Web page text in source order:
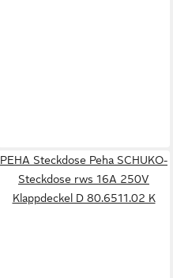
PEHA Steckdose Peha SCHUKO-
Steckdose rws 16A 250V
Klappdeckel D 80.6511.02 K